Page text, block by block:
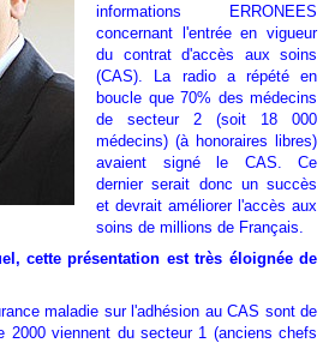
informations ERRONEES
concernant l'entrée en vigueur
du contrat d'accès aux soins
(CAS). La radio a répété en
boucle que 70% des médecins
de secteur 2 (soit 18 000
médecins) (à honoraires libres)
avaient signé le CAS. Ce
dernier serait donc un succès
et devrait améliorer l'accès aux
soins de millions de Français.
cette présentation est très éloignée de
maladie sur l'adhésion au CAS sont de
2000 viennent du secteur 1 (anciens chefs